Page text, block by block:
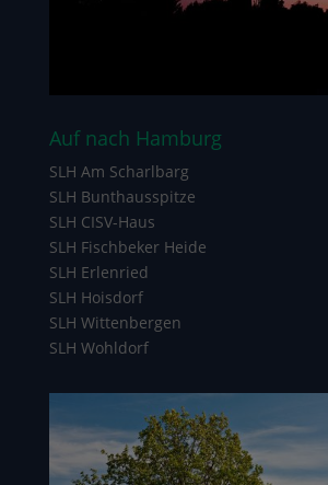
Auf nach Hamburg
SLH Am Scharlbarg
SLH Bunthausspitze
SLH CISV-Haus
SLH Fischbeker Heide
SLH Erlenried
SLH Hoisdorf
SLH Wittenbergen
SLH Wohldorf